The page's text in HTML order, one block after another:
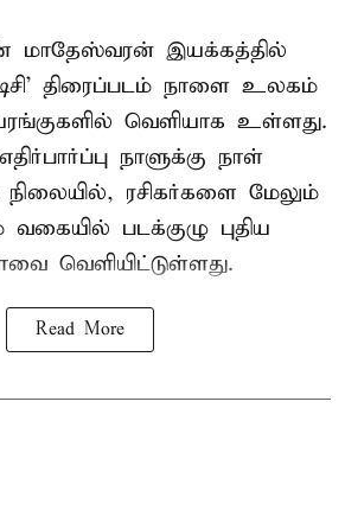
மாதேஸ்வரன் இயக்கத்தில்
திரைப்படம் நாளை உலகம்
வெளியாக உள்ளது.
நாளுக்கு நாள்
நிலையில், ரசிகர்களை மேலும்
வகையில் படக்குழு புதிய
வெளியிட்டுள்ளது.
Read More